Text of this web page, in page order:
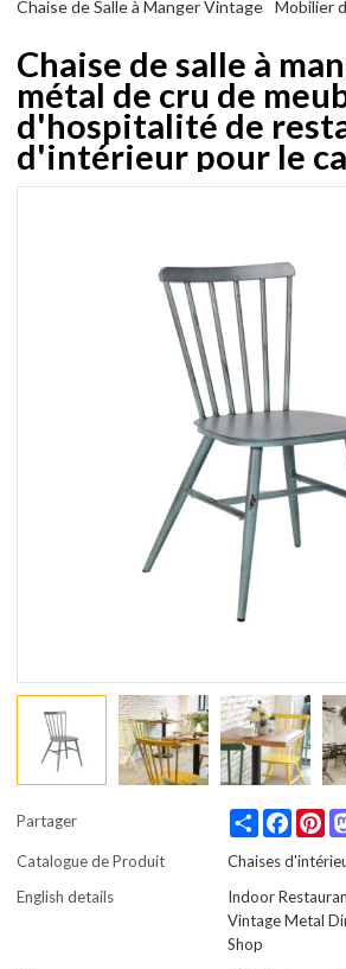
Chaise de Salle à Manger Vintage Mobilier
Chaise de salle à
métal de cru de
d'hospitalité de
d'intérieur pour le
Partager Share
Catalogue de Produit
Chaises
English details
Indoor
Vintage Metal
Shop